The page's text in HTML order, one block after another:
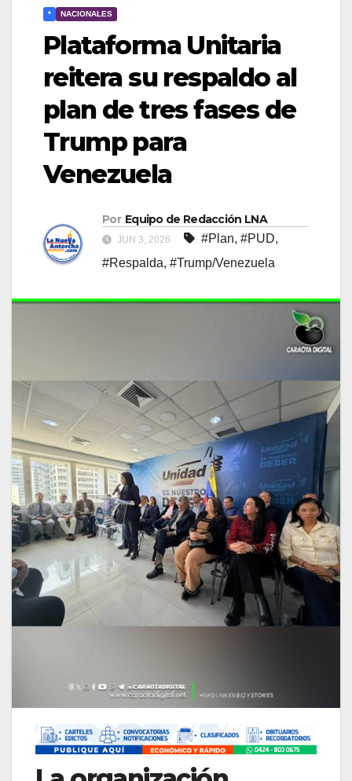
* NACIONALES
Plataforma Unitaria
reitera su respaldo al
plan de tres fases de
Trump para
Venezuela
Por Equipo de Redacción LNA
JUN 3, 2026 #Plan, #PUD,
#Respalda, #Trump/Venezuela